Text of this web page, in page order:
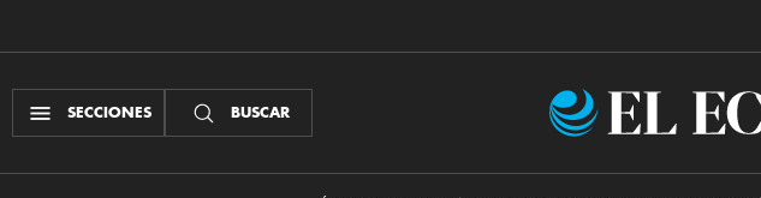
SECCIONES BUSCAR